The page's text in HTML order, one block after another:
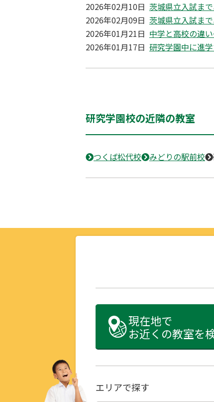
2026年02月10日 茨城県立入試ま
2026年02月09日 茨城県立入試ま
2026年01月21日 中学と高校の違
2026年01月17日 研究学園中に進
研究学園校の近隣の教室
つくば松代校 みどりの駅前校
現在地で
お近くの教室を
エリアで探す